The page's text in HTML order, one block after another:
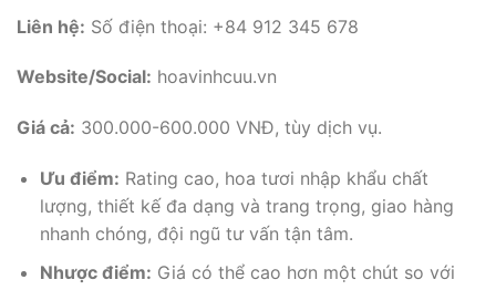
Liên hệ: Số điện thoại: +84 912 345 678
Website/Social: hoavinhcuu.vn
Giá cả: 300.000-600.000 VNĐ, tùy dịch vụ.
Ưu điểm: Rating cao, hoa tươi nhập khẩu chất
lượng, thiết kế đa dạng và trang trọng, giao hàng
nhanh chóng, đội ngũ tư vấn tận tâm.
Nhược điểm: Giá có thể cao hơn một chút so với